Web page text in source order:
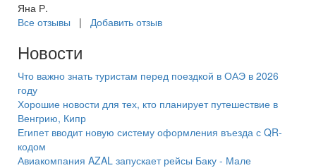
Яна Р.
Все отзывы | Добавить отзыв
Новости
Что важно знать туристам перед поездкой в ОАЭ в 2026
году
Хорошие новости для тех, кто планирует путешествие в
Венгрию, Кипр
Египет вводит новую систему оформления въезда с QR-
кодом
Авиакомпания AZAL запускает рейсы Баку - Мале